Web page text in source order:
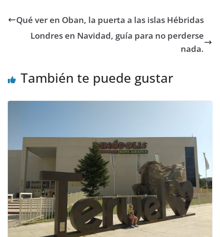
Qué ver en Oban, la puerta a las islas Hébridas
Londres en Navidad, guía para no perderse
nada.
También te puede gustar